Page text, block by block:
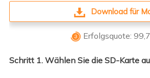
Download für
 Erfolgsquote:
Schritt 1. Wählen Sie die SD-Karte